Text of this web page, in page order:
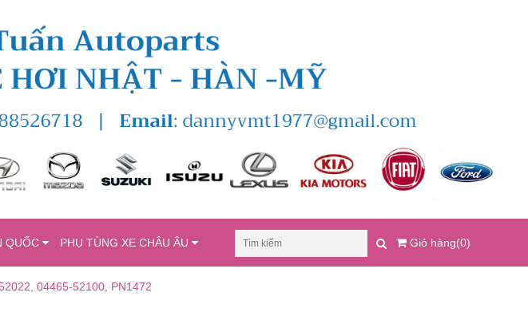
QUỐC PHỤ TÙNG XE CHÂU ÂU Giỏ hàng(0)
04465-52100, PN1472